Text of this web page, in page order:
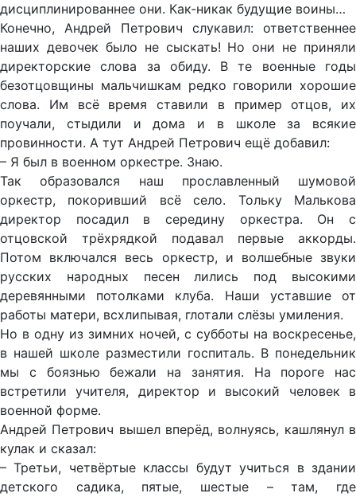
дисциплинированнее они. Как-никак будущие воины…
Конечно, Андрей Петрович слукавил: ответственнее
наших девочек было не сыскать! Но они не приняли
директорские слова за обиду. В те военные годы
безотцовщины мальчишкам редко говорили хорошие
слова. Им всё время ставили в пример отцов, их
поучали, стыдили и дома и в школе за всякие
провинности. А тут Андрей Петрович ещё добавил:
– Я был в военном оркестре. Знаю.
Так образовался наш прославленный шумовой
оркестр, покоривший всё село. Тольку Малькова
директор посадил в середину оркестра. Он с
отцовской трёхрядкой подавал первые аккорды.
Потом включался весь оркестр, и волшебные звуки
русских народных песен лились под высокими
деревянными потолками клуба. Наши уставшие от
работы матери, всхлипывая, глотали слёзы умиления.
Но в одну из зимних ночей, с субботы на воскресенье,
в нашей школе разместили госпиталь. В понедельник
мы с боязнью бежали на занятия. На пороге нас
встретили учителя, директор и высокий человек в
военной форме.
Андрей Петрович вышел вперёд, волнуясь, кашлянул в
кулак и сказал:
– Третьи, четвёртые классы будут учиться в здании
детского садика, пятые, шестые – там, где